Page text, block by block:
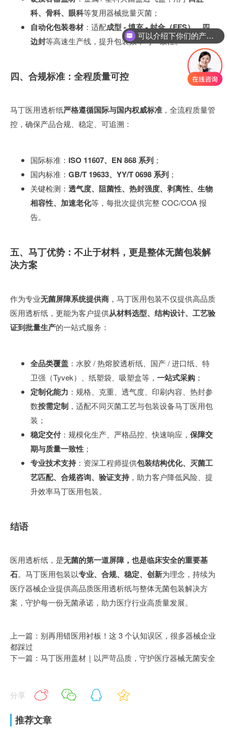
科、骨科、眼科等复用器械批量灭菌；
自动化包装卷材：适配成型 - 填充 - 封合（FFS）、四
边封等高速生产线，提升包装效率与一致性。
四、合规标准：全程质量可控
马丁医用透析纸严格遵循国际与国内权威标准 ，全流程质量管
控，确保产品合规、稳定、可追溯：
国际标准： ISO 11607、EN 868 系列 ；
国内标准： GB/T 19633、YY/T 0698 系列 ；
关键检测： 透气度、阻菌性、热封强度、剥离性、生物
相容性、加速老化等，每批次提供完整 COC/COA 报
告。
五、马丁优势：不止于材料，更是整体无菌包装解
决方案
作为专业无菌屏障系统提供商 ，马丁医用包装不仅提供高品质
医用透析纸，更能为客户提供从材料选型、结构设计、工艺验
证到批量生产的一站式服务：
全品类覆盖 ：水胶 / 热熔胶透析纸、国产 / 进口纸、特
卫强（Tyvek）、纸塑袋、吸塑盒等， 一站式采购 ；
定制化能力 ：规格、克重、透气度、印刷内容、热封参
数按需定制 ，适配不同灭菌工艺与包装设备马丁医用包
装 ；
稳定交付：规模化生产、严格品控、快速响应， 保障交
期与质量一致性 ；
专业技术支持：资深工程师提供包装结构优化、灭菌工
艺匹配、合规咨询、验证支持，助力客户降低风险、提
升效率马丁医用包装。
结语
医用透析纸，是无菌的第一道屏障，也是临床安全的重要基
石。马丁医用包装以专业、合规、稳定、创新为理念，持续为
医疗器械企业提供高品质医用透析纸与整体无菌包装解决方
案，守护每一份无菌承诺，助力医疗行业高质量发展。
上一篇：别再用错医用衬板！这 3 个认知误区，很多器械企业
都踩过
下一篇：马丁医用盖材｜以严苛品质，守护医疗器械无菌安全
分享
推荐文章
可以介绍下你们的产品么？
你们是怎么收费的呢？